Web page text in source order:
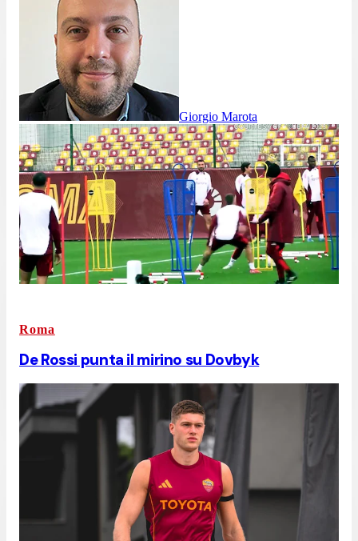
Giorgio Marota
Roma
De Rossi punta il mirino su Dovbyk